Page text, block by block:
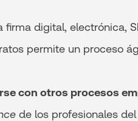
firma digital, electrónica,
permite un proceso
con otros procesos
de los profesionales